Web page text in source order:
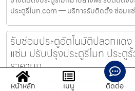
ประตูรีโมท.com — บริการรับติดตั้ง ซ่อมแ
รับซ่อมประตูอัตโนมัติปลวกแด
แซ่ม ปรับปรุงประตูรีโมท ประตู
ราคาถูก
รับซ่อมประตูอัตโนมัติปลวกแดง บริการรับ
หน้าหลัก เมนู ติดต่อ